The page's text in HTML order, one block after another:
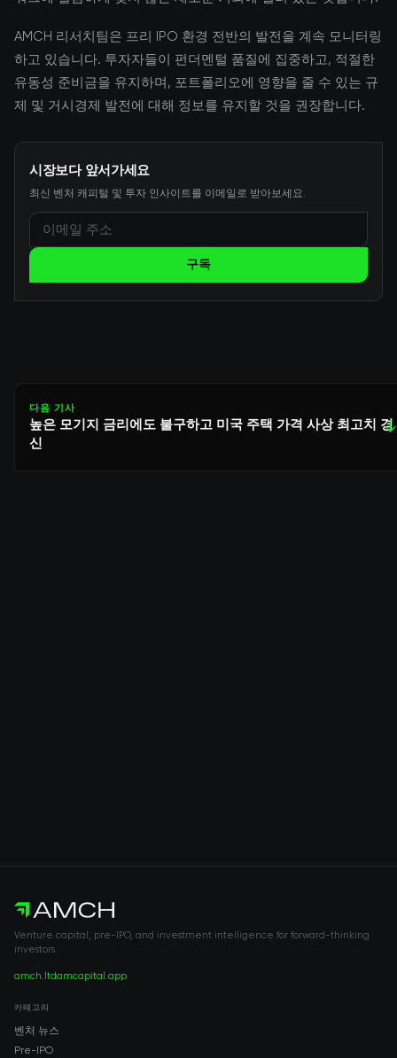
AMCH 리서치팀은 프리 IPO 환경 전반의 발전을 계속 모니터링
하고 있습니다. 투자자들이 펀더멘털 품질에 집중하고, 적절한
유동성 준비금을 유지하며, 포트폴리오에 영향을 줄 수 있는 규
제 및 거시경제 발전에 대해 정보를 유지할 것을 권장합니다.
시장보다 앞서가세요
최신 벤처 캐피털 및 투자 인사이트를 이메일로 받아보세요.
구독
다음 기사
높은 모기지 금리에도 불구하고 미국 주택 가격 사상 최고치 경
신
↓
Venture capital, pre-IPO, and investment intelligence for forward-thinking
investors.
amch.ltdamcapital.app
카테고리
벤처 뉴스
Pre-IPO